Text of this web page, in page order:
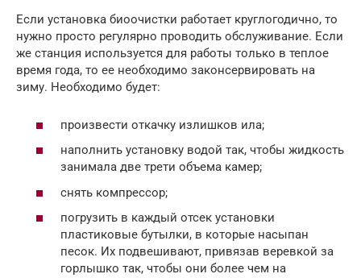
Если установка биоочистки работает круглогодично, то
нужно просто регулярно проводить обслуживание. Если
же станция используется для работы только в теплое
время года, то ее необходимо законсервировать на
зиму. Необходимо будет:
произвести откачку излишков ила;
наполнить установку водой так, чтобы жидкость
занимала две трети объема камер;
снять компрессор;
погрузить в каждый отсек установки
пластиковые бутылки, в которые насыпан
песок. Их подвешивают, привязав веревкой за
горлышко так, чтобы они более чем на